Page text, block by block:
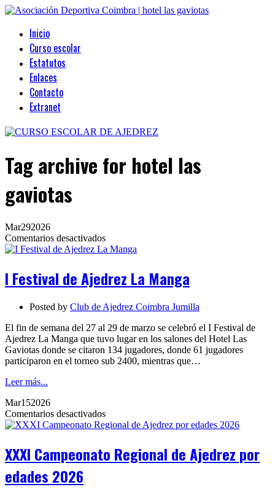
Inicio
Curso escolar
Estatutos
Enlaces
Contacto
Extranet
Tag archive for hotel las
gaviotas
Mar292026
Comentarios desactivadosen
I
Ajedrez
Manga
I Festival de Ajedrez La Manga
Posted by Club de Ajedrez Coimbra Jumilla
El fin de semana del 27 al 29 de marzo se celebró el I Festival de
Ajedrez La Manga que tuvo lugar en los salones del Hotel Las
Gaviotas donde se citaron 134 jugadores, donde 61 jugadores
participaron en el torneo sub 2400, mientras que…
Leer más...
Mar152026
Comentarios desactivadosen
XXXI
de
XXXI Campeonato Regional de Ajedrez por
edades 2026